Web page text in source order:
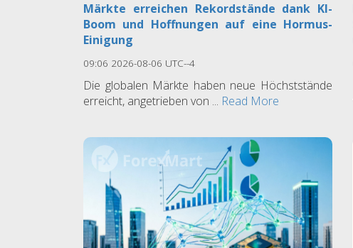
Märkte erreichen Rekordstände dank KI-
Boom und Hoffnungen auf eine Hormus-
Einigung
09:06 2026-08-06 UTC--4
Die globalen Märkte haben neue Höchststände
erreicht, angetrieben von ... Read More